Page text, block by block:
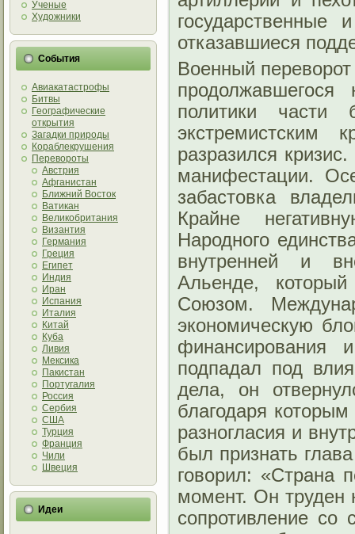
Ученые
Художники
События
Авиакатастрофы
Битвы
Географические
открытия
Загадки природы
Кораблекрушения
Перевороты
Австрия
Афганистан
Ближний Восток
Ватикан
Великобритания
Византия
Германия
Греция
Египет
Индия
Иран
Испания
Италия
Китай
Куба
Ливия
Мексика
Пакистан
Португалия
Россия
Сербия
США
Турция
Франция
Чили
Швеция
Идеи
государственные
отказавшиеся
Военный
продолжавшегося
политики части
экстремистским
разразился
манифестации.
забастовка
Крайне
Народного
внутренней и
Альенде,
Союзом.
экономическую
финансирования
подпадал под
дела, он
благодаря
разногласия и
был признать
говорил: «Страна
момент. Он труден
сопротивление